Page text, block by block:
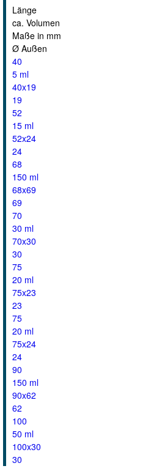
Länge
ca. Volumen
Maße in mm
Ø Außen
40
5 ml
40x19
19
52
15 ml
52x24
24
68
150 ml
68x69
69
70
30 ml
70x30
30
75
20 ml
75x23
23
75
20 ml
75x24
24
90
150 ml
90x62
62
100
50 ml
100x30
30